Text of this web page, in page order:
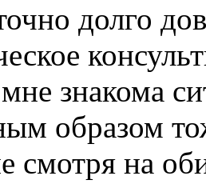
долго
знакома
образом
смотря на